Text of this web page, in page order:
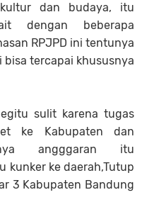
dan budaya, itu
dengan beberapa
RPJPD ini tentunya
tercapai khususnya
sulit karena tugas
ke Kabupaten dan
angggaran itu
kunker ke daerah,Tutup
3 Kabupaten Bandung